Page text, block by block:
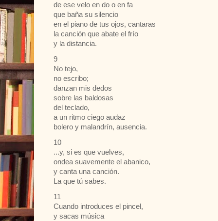
de ese velo en do o en fa
que baña su silencio
en el piano de tus ojos, cantaras
la canción que abate el frío
y la distancia.
9
No tejo,
no escribo;
danzan mis dedos
sobre las baldosas
del teclado,
a un ritmo ciego audaz
bolero y malandrín, ausencia.
10
...y, si es que vuelves,
ondea suavemente el abanico,
y canta una canción.
La que tú sabes.
11
Cuando introduces el pincel,
y sacas música